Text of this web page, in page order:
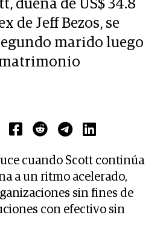
dueña de US$ 34.8
de Jeff Bezos, se
marido luego
matrimonio
cuando Scott continúa
a un ritmo acelerado,
sin fines de
con efectivo sin